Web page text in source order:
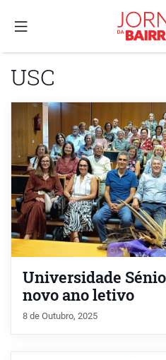
USC
Universidade
novo ano letivo
8 de Outubro, 2025